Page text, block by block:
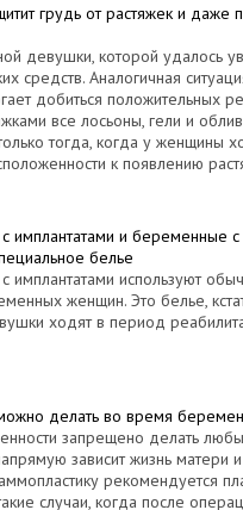
грудь от растяжек и даже
девушки, которой удалось
средств. Аналогичная
добиться положительных
все лосьоны, гели и
тогда, когда у женщины
к появлению
и беременные с
белье
используют
женщин. Это белье,
ходят в период
делать во время
запрещено делать
зависит жизнь матери
рекомендуется
случаи, когда после